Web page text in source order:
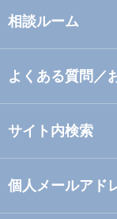
相談ルーム
よくある質問／
サイト内検索
個人メールアド